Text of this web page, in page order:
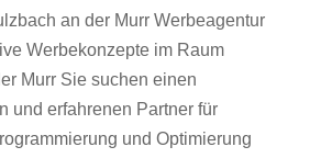
an der Murr Werbeagentur
Werbekonzepte im Raum
Murr Sie suchen einen
und erfahrenen Partner für
und Optimierung